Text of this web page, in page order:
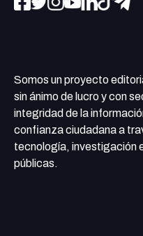
Somos un proyecto
sin ánimo de lucro y con
integridad de la
confianza ciudadana a
tecnología, investigación
públicas.